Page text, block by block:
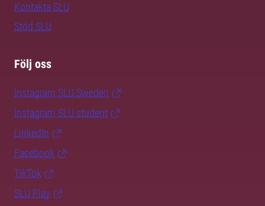
Kontakta SLU
Stöd SLU
Följ oss
Instagram SLU.Sweden
Instagram SLU.student
LinkedIn
Facebook
TikTok
SLU Play